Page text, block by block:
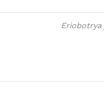
Eriobotrya